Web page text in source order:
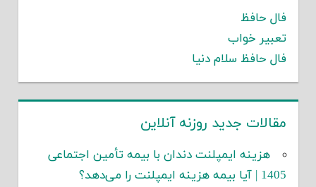
فال حافظ
تعبیر خواب
فال حافظ سلام دنیا
مقالات جدید روزنه آنلاین
هزینه ایمپلنت دندان با بیمه تأمین اجتماعی
1405 | آیا بیمه هزینه ایمپلنت را می‌دهد؟